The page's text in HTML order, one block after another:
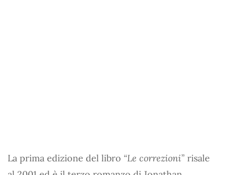
La prima edizione del libro “Le correzioni” risale